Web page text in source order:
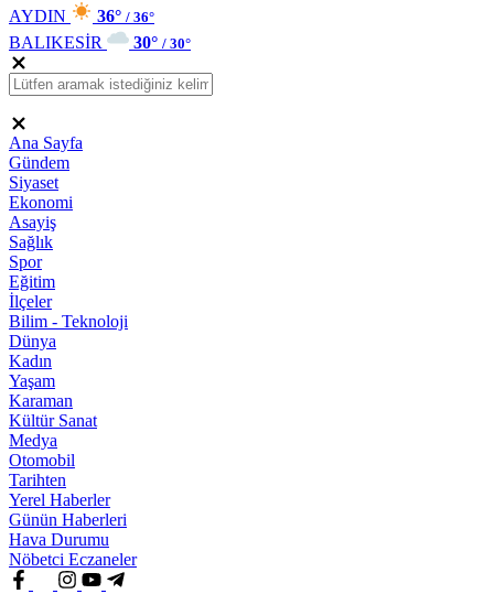
AYDIN 36° / 36°
BALIKESİR 30° / 30°
Ana Sayfa
Gündem
Siyaset
Ekonomi
Asayiş
Sağlık
Spor
Eğitim
İlçeler
Bilim - Teknoloji
Dünya
Kadın
Yaşam
Karaman
Kültür Sanat
Medya
Otomobil
Tarihten
Yerel Haberler
Günün Haberleri
Hava Durumu
Nöbetci Eczaneler